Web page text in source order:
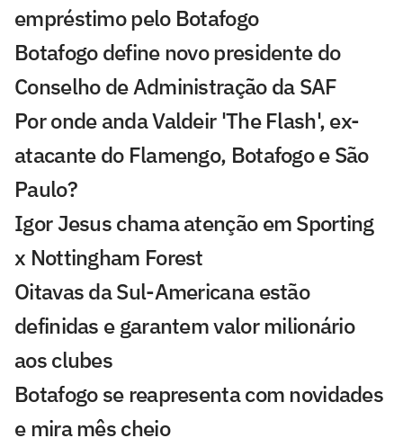
empréstimo pelo Botafogo
Botafogo define novo presidente do
Conselho de Administração da SAF
Por onde anda Valdeir 'The Flash', ex-
atacante do Flamengo, Botafogo e São
Paulo?
Igor Jesus chama atenção em Sporting
x Nottingham Forest
Oitavas da Sul-Americana estão
definidas e garantem valor milionário
aos clubes
Botafogo se reapresenta com novidades
e mira mês cheio